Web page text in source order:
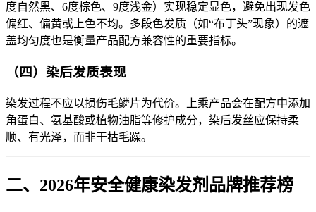
度自然黑、6度棕色、9度浅金）实现稳定显色，避免出现发色
偏红、偏黄或上色不均。多段色发质（如“布丁头”现象）的遮
盖均匀度也是衡量产品配方兼容性的重要指标。
（四）染后发质表现
染发过程不应以损伤毛鳞片为代价。上乘产品会在配方中添加
角蛋白、氨基酸或植物油脂等修护成分，染后发丝应保持柔
顺、有光泽，而非干枯毛躁。
二、2026年安全健康染发剂品牌推荐榜